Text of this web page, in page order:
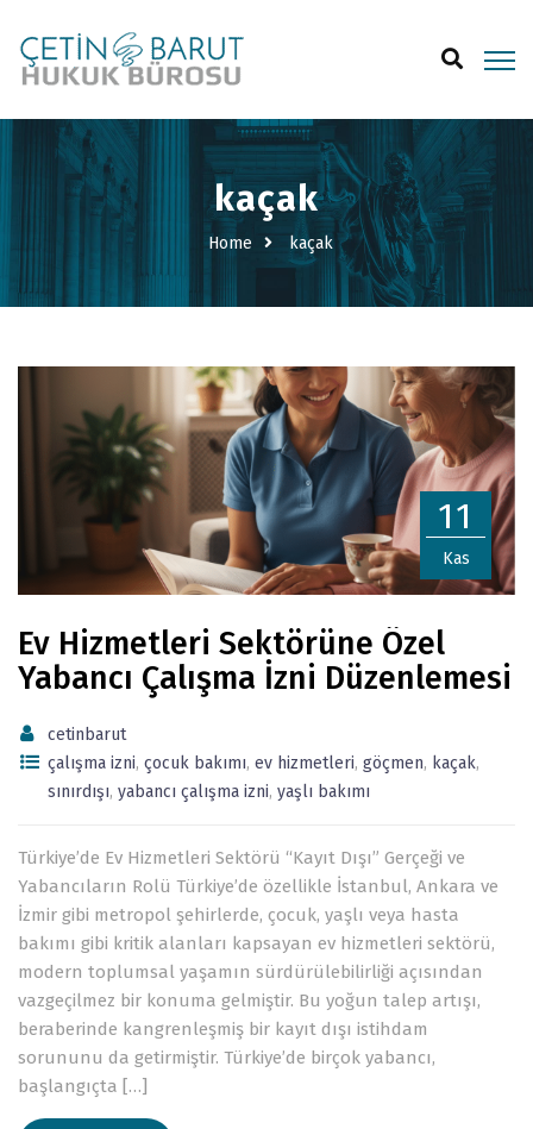
kaçak
Home kaçak
11
Kas
Ev Hizmetleri Sektörüne Özel
Yabancı Çalışma İzni Düzenlemesi
cetinbarut
çalışma izni, çocuk bakımı, ev hizmetleri, göçmen, kaçak,
sınırdışı, yabancı çalışma izni, yaşlı bakımı
Türkiye’de Ev Hizmetleri Sektörü “Kayıt Dışı” Gerçeği ve
Yabancıların Rolü Türkiye’de özellikle İstanbul, Ankara ve
İzmir gibi metropol şehirlerde, çocuk, yaşlı veya hasta
bakımı gibi kritik alanları kapsayan ev hizmetleri sektörü,
modern toplumsal yaşamın sürdürülebilirliği açısından
vazgeçilmez bir konuma gelmiştir. Bu yoğun talep artışı,
beraberinde kangrenleşmiş bir kayıt dışı istihdam
sorununu da getirmiştir. Türkiye’de birçok yabancı,
başlangıçta […]